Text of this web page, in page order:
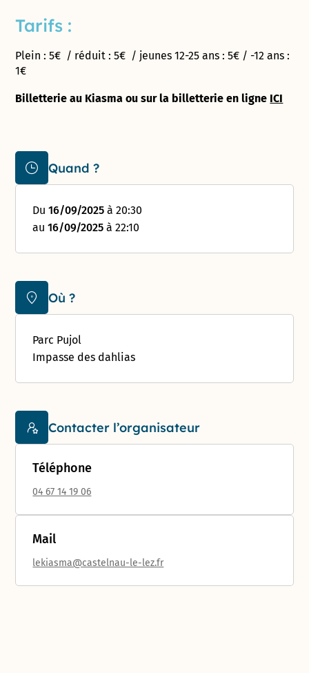
Quand ?
Du16/09/2025 à 20:30
au16/09/2025 à 22:10
Où ?
Parc Pujol
Impasse des dahlias
Contacter l’organisateur
Téléphone
04 67 14 19 06
Mail
lekiasma@castelnau-le-lez.fr
Tarifs :
Plein : 5€ / réduit : 5€ / jeunes 12-25 ans : 5€ / -12 ans :
1€
Billetterie au Kiasma ou sur la billetterie en ligne ICI